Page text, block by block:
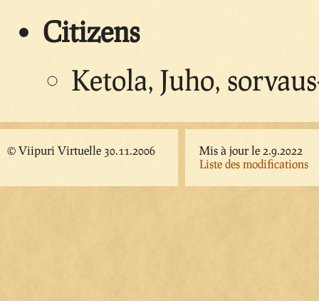
Citizens
Ketola, Juho,
© Viipuri Virtuelle 30.11.2006
Mis à jour le 2.9.2022
Liste des modifications